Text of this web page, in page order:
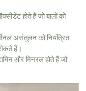
होते हैं जो बालों को
असंतुलन को नियंत्रित
हैं।
और मिनरल होते हैं जो